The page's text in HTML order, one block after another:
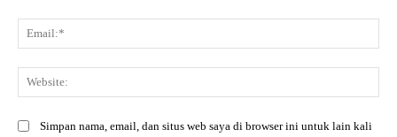
Simpan nama, email, dan situs web saya di browser ini untuk lain kali